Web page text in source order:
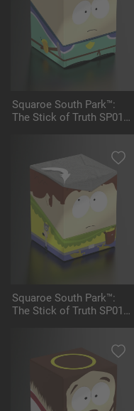
Squaroe South Park™:
The Stick of Truth SP015
Squaroe South Park™:
The Stick of Truth SP016